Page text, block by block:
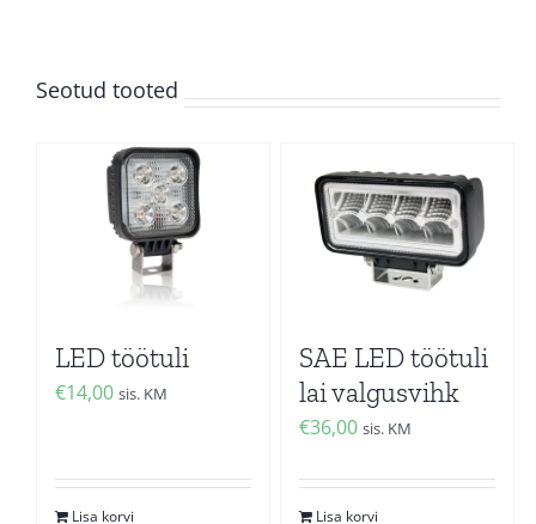
Seotud tooted
LED töötuli
€14,00 sis. KM
Lisa korvi
SAE LED töötuli
lai valgusvihk
€36,00 sis. KM
Lisa korvi